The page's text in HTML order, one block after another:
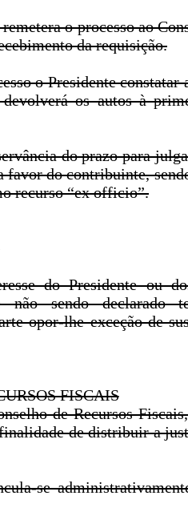
o processo ao
da requisição.
o Presidente
devolverá os autos à
do prazo para
favor do contribuinte,
recurso “ex officio”.
do Presidente ou
sendo declarado
opor-lhe exceção de
FISCAIS
de Recursos
de distribuir a
se